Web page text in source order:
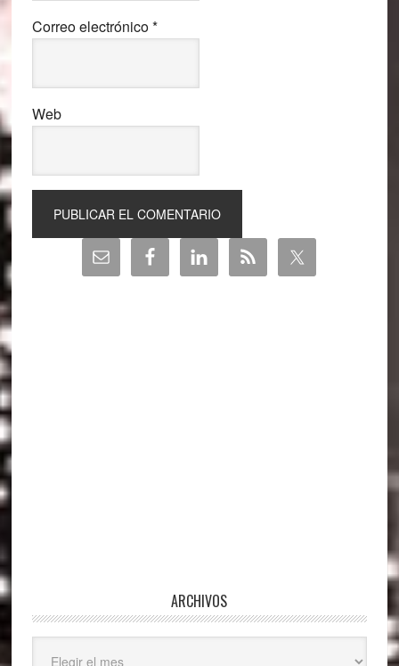
Correo electrónico*
Web
Barra
lateral
ARCHIVOS